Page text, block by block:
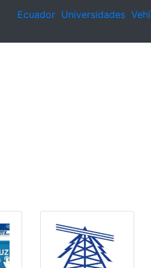
Ecuador Universidades